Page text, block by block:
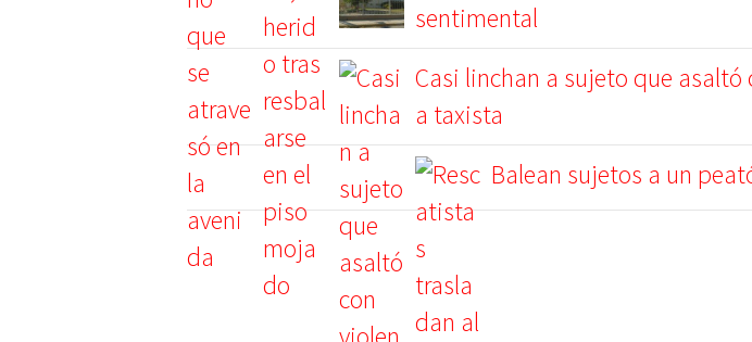
sentimental
Casi linchan a sujeto que asaltó
a taxista
Balean sujetos a un